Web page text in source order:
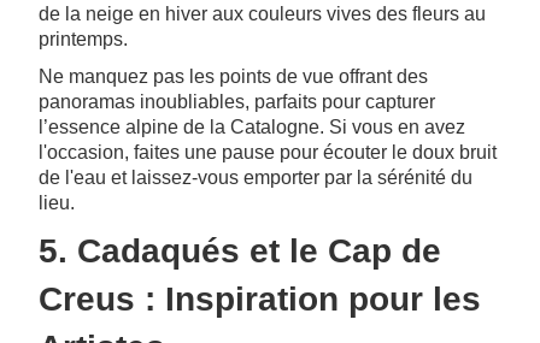
de la neige en hiver aux couleurs vives des fleurs au
printemps.
Ne manquez pas les points de vue offrant des
panoramas inoubliables, parfaits pour capturer
l’essence alpine de la Catalogne. Si vous en avez
l'occasion, faites une pause pour écouter le doux bruit
de l'eau et laissez-vous emporter par la sérénité du
lieu.
5. Cadaqués et le Cap de
Creus : Inspiration pour les